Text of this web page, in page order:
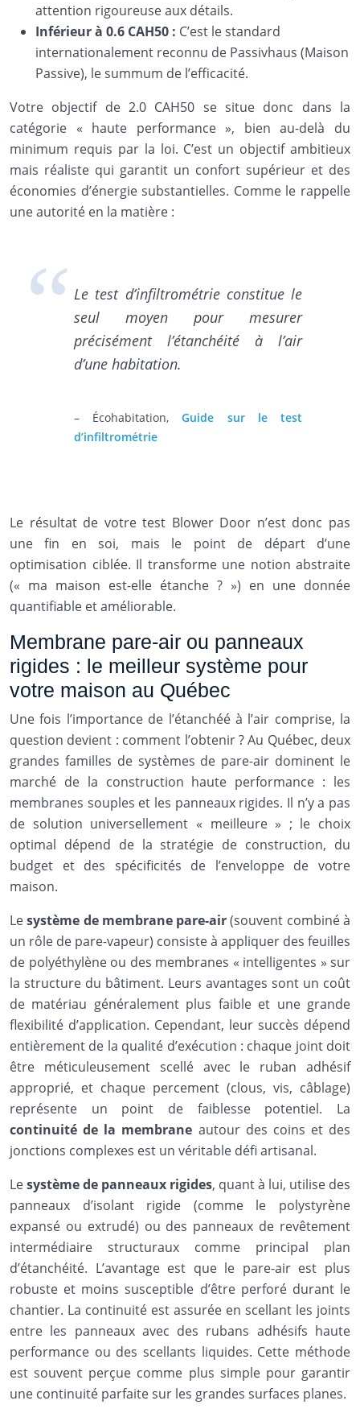
attention rigoureuse aux détails.
Inférieur à 0.6 CAH50 : C’est le standard
internationalement reconnu de Passivhaus (Maison
Passive), le summum de l’efficacité.
Votre objectif de 2.0 CAH50 se situe donc dans la
catégorie « haute performance », bien au-delà du
minimum requis par la loi. C’est un objectif ambitieux
mais réaliste qui garantit un confort supérieur et des
économies d’énergie substantielles. Comme le rappelle
une autorité en la matière :
Le test d’infiltrométrie constitue le
seul moyen pour mesurer
précisément l’étanchéité à l’air
d’une habitation.
– Écohabitation,Guide sur le test
d’infiltrométrie
Le résultat de votre test Blower Door n’est donc pas
une fin en soi, mais le point de départ d’une
optimisation ciblée. Il transforme une notion abstraite
(« ma maison est-elle étanche ? ») en une donnée
quantifiable et améliorable.
Membrane pare-air ou panneaux
rigides : le meilleur système pour
votre maison au Québec
Une fois l’importance de l’étanchéé à l’air comprise, la
question devient : comment l’obtenir ? Au Québec, deux
grandes familles de systèmes de pare-air dominent le
marché de la construction haute performance : les
membranes souples et les panneaux rigides. Il n’y a pas
de solution universellement « meilleure » ; le choix
optimal dépend de la stratégie de construction, du
budget et des spécificités de l’enveloppe de votre
maison.
Lesystème de membrane pare-air(souvent combiné à
un rôle de pare-vapeur) consiste à appliquer des feuilles
de polyéthylène ou des membranes « intelligentes » sur
la structure du bâtiment. Leurs avantages sont un coût
de matériau généralement plus faible et une grande
flexibilité d’application. Cependant, leur succès dépend
entièrement de la qualité d’exécution : chaque joint doit
être méticuleusement scellé avec le ruban adhésif
approprié, et chaque percement (clous, vis, câblage)
représente un point de faiblesse potentiel. La
continuité de la membrane autour des coins et des
jonctions complexes est un véritable défi artisanal.
Lesystème de panneaux rigides, quant à lui, utilise des
panneaux d’isolant rigide (comme le polystyrène
expansé ou extrudé) ou des panneaux de revêtement
intermédiaire structuraux comme principal plan
d’étanchéité. L’avantage est que le pare-air est plus
robuste et moins susceptible d’être perforé durant le
chantier. La continuité est assurée en scellant les joints
entre les panneaux avec des rubans adhésifs haute
performance ou des scellants liquides. Cette méthode
est souvent perçue comme plus simple pour garantir
une continuité parfaite sur les grandes surfaces planes.